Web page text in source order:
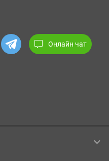
Онлайн чат